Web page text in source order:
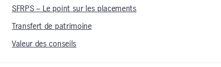
SFRPS – Le point sur les placements
Transfert de patrimoine
Valeur des conseils